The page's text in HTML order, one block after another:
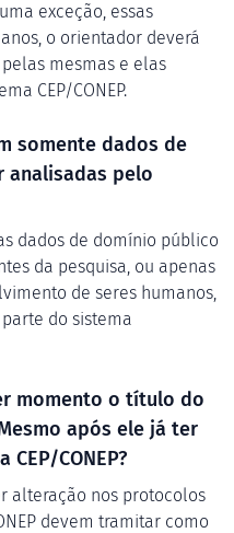
exceção, essas
o orientador deverá
mesmas e elas
CEP/CONEP.
somente dados de
analisadas pelo
dados de domínio público
da pesquisa, ou apenas
de seres humanos,
do sistema
momento o título do
após ele já ter
CONEP?
alteração nos protocolos
devem tramitar como